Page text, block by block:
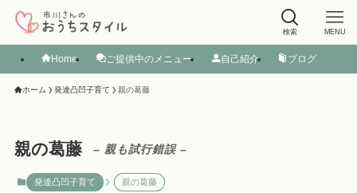
検索 MENU
Home ご提供中のメニュー 自己紹介 ブログ
ホーム 発達凸凹子育て 親の葛藤
親の葛藤 – 親も試行錯誤 –
発達凸凹子育て 親の葛藤